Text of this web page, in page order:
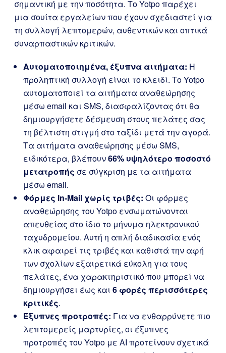
σημαντική με την ποσότητα. Το Yotpo παρέχει
μια σουίτα εργαλείων που έχουν σχεδιαστεί για
τη συλλογή λεπτομερών, αυθεντικών και οπτικά
συναρπαστικών κριτικών.
Αυτοματοποιημένα, έξυπνα αιτήματα: Η
προληπτική συλλογή είναι το κλειδί. Το Yotpo
αυτοματοποιεί τα αιτήματα αναθεώρησης
μέσω email και SMS, διασφαλίζοντας ότι θα
δημιουργήσετε δέσμευση στους πελάτες σας
τη βέλτιστη στιγμή στο ταξίδι μετά την αγορά.
Τα αιτήματα αναθεώρησης μέσω SMS,
ειδικότερα, βλέπουν66% υψηλότερο ποσοστό
μετατροπής σε σύγκριση με τα αιτήματα
μέσω email.
Φόρμες In-Mail χωρίς τριβές: Οι φόρμες
αναθεώρησης του Yotpo ενσωματώνονται
απευθείας στο ίδιο το μήνυμα ηλεκτρονικού
ταχυδρομείου. Αυτή η απλή διαδικασία ενός
κλικ αφαιρεί τις τριβές και καθιστά την αφή
των σχολίων εξαιρετικά εύκολη για τους
πελάτες, ένα χαρακτηριστικό που μπορεί να
δημιουργήσει έως και 6 φορές περισσότερες
κριτικές.
Έξυπνες προτροπές: Για να ενθαρρύνετε πιο
λεπτομερείς μαρτυρίες, οι έξυπνες
προτροπές του Yotpo με AI προτείνουν σχετικά